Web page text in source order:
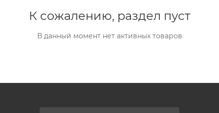
К сожалению, раздел пуст
В данный момент нет активных товаров